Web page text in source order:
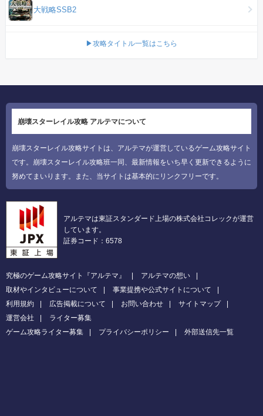
大戦略SSB2
▶攻略タイトル一覧はこちら
崩壊スターレイル攻略 アルテマについて
崩壊スターレイル攻略サイトは、アルテマが運営しているゲーム攻略サイト
です。崩壊スターレイル攻略班一同、最新情報をいち早く更新できるように
努めてまいります。また、当サイトは基本的にリンクフリーです。
アルテマは東証スタンダード上場の株式会社コレックが運営
しています。
証券コード：6578
究極のゲーム攻略サイト『アルテマ』
アルテマの想い
取材やインタビューについて
事業提携や公式サイトについて
利用規約
広告掲載について お問い合わせ
サイトマップ
運営会社
ライター募集
ゲーム攻略ライター募集
プライバシーポリシー 外部送信先一覧